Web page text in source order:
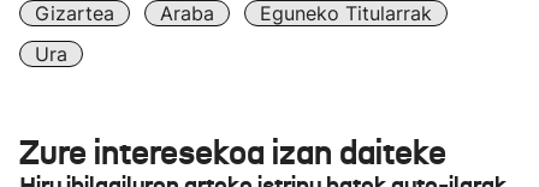
Gizartea Araba
Eguneko Titularrak
Ura
Zure interesekoa izan daiteke